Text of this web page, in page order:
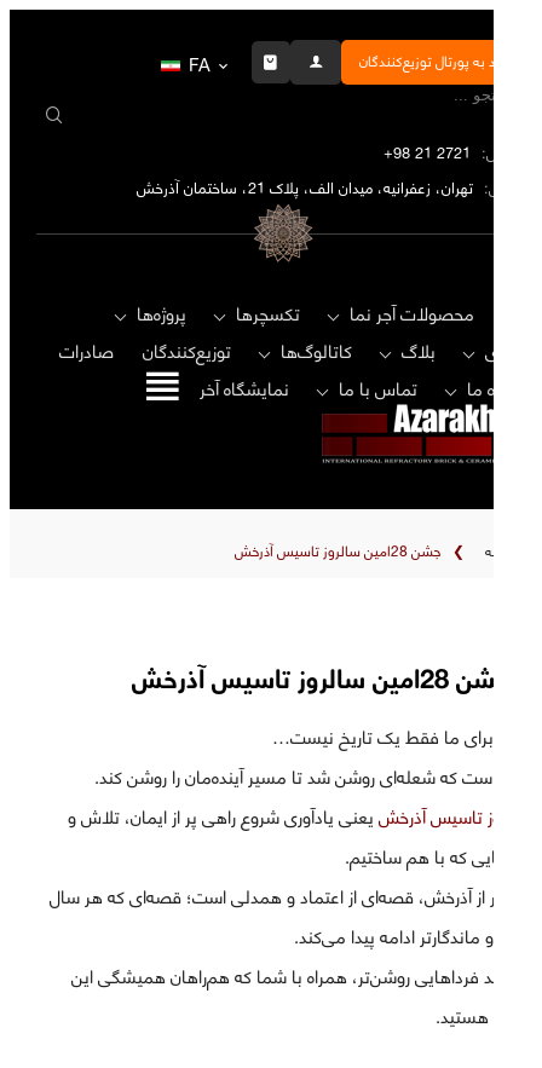
ورود به پورتال توزیع‌کنندگان FA
تماس: 2721 21 98+
آدرس: تهران، زعفرانیه، میدان الف، پلاک 21، ساختمان آذرخش
محصولات آجر نما تکسچرها
پروژه‌ها
گالری
بلاگ کاتالوگ‌ها توزیع‌کنندگان
صادرات
درباره ما
تماس با ما نمایشگاه‌ آخر
خانه ❯ جشن 28امین سالروز تاسیس آذرخش
جشن 28امین سالروز تاسیس آذرخش
امروز برای ما فقط یک تاریخ نیست…
روزی است که شعله‌ای روشن شد تا مسیر آینده‌مان را روشن کند.
سالروز تاسیس آذرخشیعنی یادآوری شروع راهی پر از ایمان، تلاش و
رویاهایی که با هم ساختیم.
هر آجر از آذرخش، قصه‌ای از اعتماد و همدلی است؛ قصه‌ای که هر سال
زیباتر و ماندگارتر ادامه پیدا می‌کند.
به امید فرداهایی روشن‌تر، همراه با شما که هم‌راهان همیشگی این
مسیر هستید.